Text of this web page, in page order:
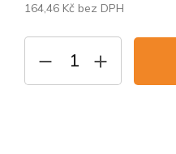
164,46 Kč bez DPH